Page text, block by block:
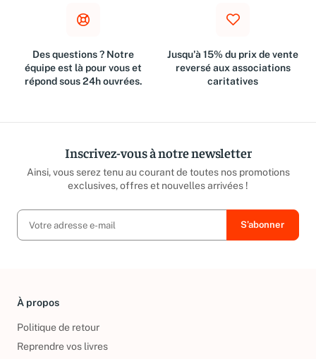
Des questions ? Notre
équipe est là pour vous et
répond sous 24h ouvrées.
Jusqu'à 15% du prix de vente
reversé aux associations
caritatives
Inscrivez-vous à notre newsletter
Ainsi, vous serez tenu au courant de toutes nos promotions
exclusives, offres et nouvelles arrivées !
À propos
Politique de retour
Reprendre vos livres